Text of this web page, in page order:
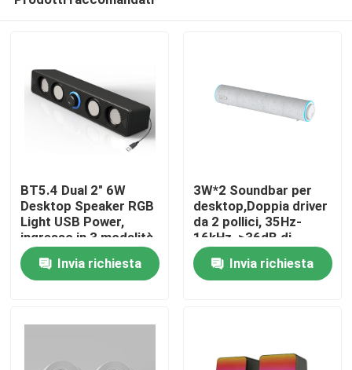
Casa.
Prodotti
BT5.4 Dual 2" 6W
Desktop Speaker RGB
Light USB Power,
ingresso in 3 modalità
Invia richiesta
3W*2 Soundbar per
desktop,Doppia driver
da 2 pollici, 35Hz-
16kHz, >36dB di
separazione,
alimentato da USB (DC
5V), finitura in plastica
Invia richiesta